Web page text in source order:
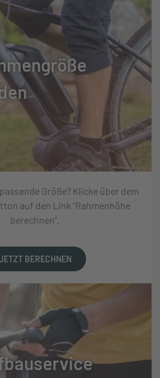
Größe? Klicke über dem
auf den Link "Rahmenhöhe
berechnen".
BERECHNEN